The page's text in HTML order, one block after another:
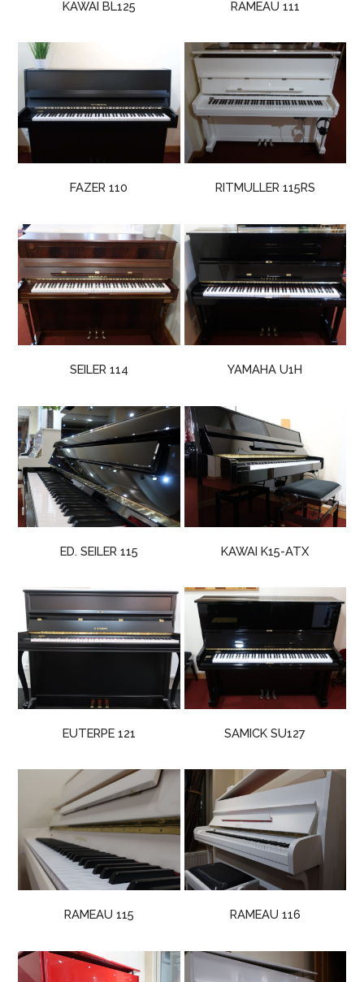
KAWAI BL125 RAMEAU 111
FAZER 110 RITMULLER 115RS
SEILER 114 YAMAHA U1H
ED. SEILER 115 KAWAI K15-ATX
EUTERPE 121 SAMICK SU127
RAMEAU 115 RAMEAU 116